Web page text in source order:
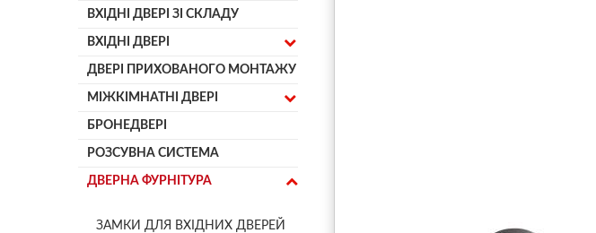
ВХІДНІ ДВЕРІ ЗІ СКЛАДУ
ВХІДНІ ДВЕРІ
ДВЕРІ ПРИХОВАНОГО МОНТАЖУ
МІЖКІМНАТНІ ДВЕРІ
БРОНЕДВЕРІ
РОЗСУВНА СИСТЕМА
ДВЕРНА ФУРНІТУРА
ЗАМКИ ДЛЯ ВХІДНИХ ДВЕРЕЙ